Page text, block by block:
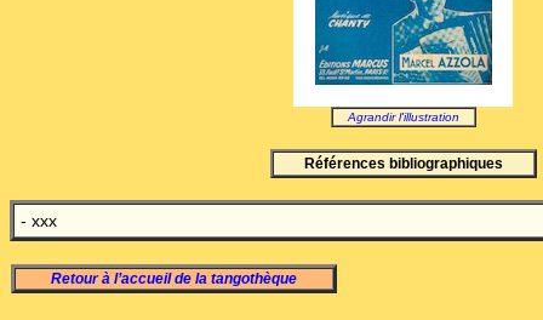
Agrandir l'illustration
Références bibliographiques
- xxx
Retour à l’accueil de la tangothèque